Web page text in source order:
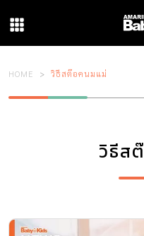
HOME วิธีสต๊อคนมแม่
วิธีส